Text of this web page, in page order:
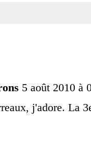
5 août 2010 à
j'adore. La